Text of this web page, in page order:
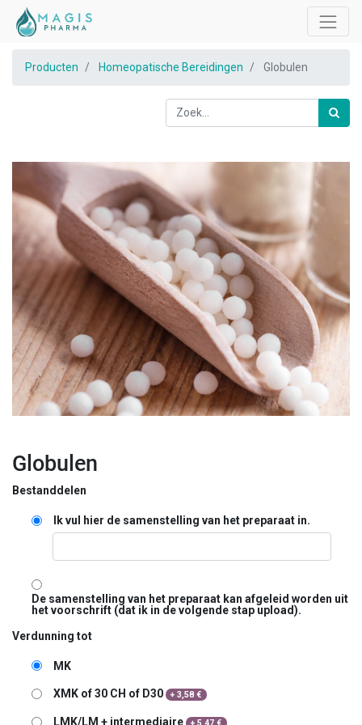
Producten Homeopatische Bereidingen Globulen
Globulen
Bestanddelen
Ik vul hier de samenstelling van het preparaat in.
De samenstelling van het preparaat kan afgeleid worden uit
het voorschrift (dat ik in de volgende stap upload).
Verdunning tot
MK
XMK of 30 CH of D30 +3,58 €
LMK/LM + intermediaire +5,47 €